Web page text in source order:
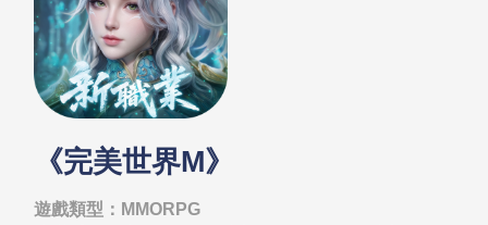
《完美世界M》
遊戲類型：MMORPG